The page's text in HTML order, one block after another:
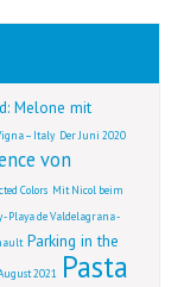
Melone mit
– Italy Der Juni 2020
von
Colors Mit Nicol beim
- Playa de Valdelagrana -
Parking in the
2021 Pasta